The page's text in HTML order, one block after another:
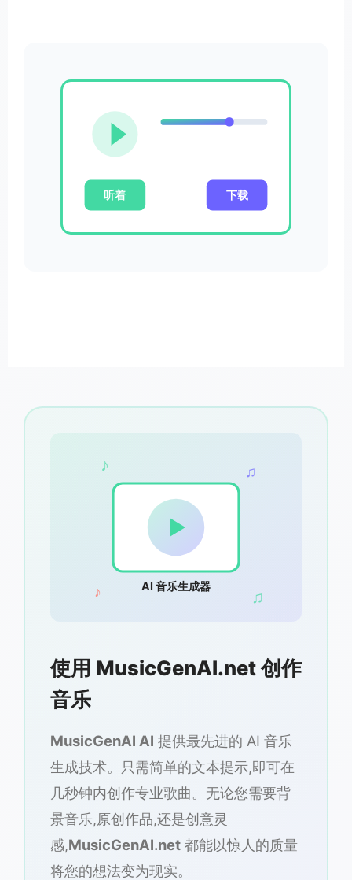
听着 下载
AI 音乐生成器
♪ ♫
♪ ♫
使用 MusicGenAI.net 创作
音乐
MusicGenAI AI 提供最先进的 AI 音乐
生成技术。只需简单的文本提示,即可在
几秒钟内创作专业歌曲。无论您需要背
景音乐,原创作品,还是创意灵
感,MusicGenAI.net 都能以惊人的质量
将您的想法变为现实。